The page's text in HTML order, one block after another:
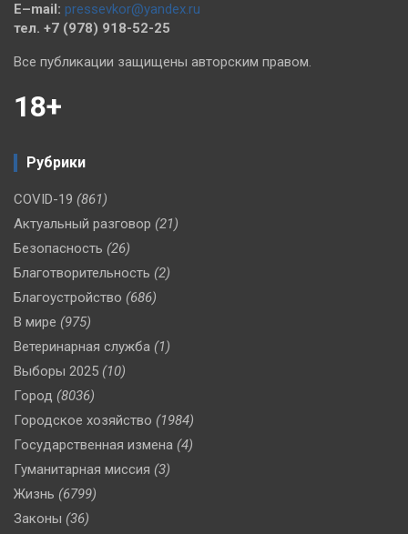
E–mail: pressevkor@yandex.ru
тел. +7 (978) 918-52-25
Все публикации защищены авторским правом.
18+
Рубрики
COVID-19 (861)
Актуальный разговор (21)
Безопасность (26)
Благотворительность (2)
Благоустройство (686)
В мире (975)
Ветеринарная служба (1)
Выборы 2025 (10)
Город (8036)
Городское хозяйство (1984)
Государственная измена (4)
Гуманитарная миссия (3)
Жизнь (6799)
Законы (36)